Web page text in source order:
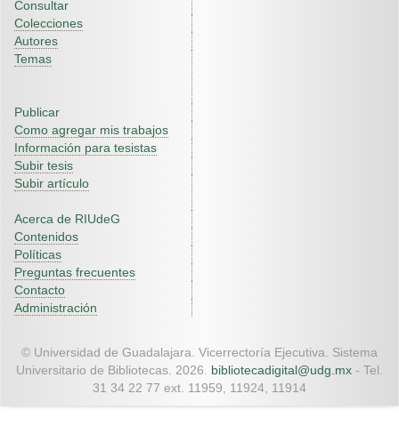
Consultar
Colecciones
Autores
Temas
Publicar
Como agregar mis trabajos
Información para tesistas
Subir tesis
Subir artículo
Acerca de RIUdeG
Contenidos
Políticas
Preguntas frecuentes
Contacto
Administración
© Universidad de Guadalajara. Vicerrectoría Ejecutiva. Sistema
Universitario de Bibliotecas. 2026. bibliotecadigital@udg.mx - Tel.
31 34 22 77 ext. 11959, 11924, 11914